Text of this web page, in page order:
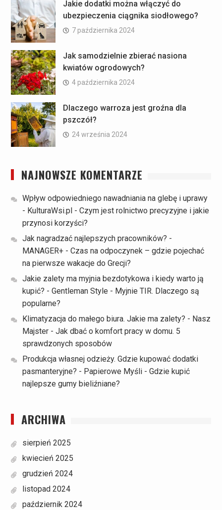
Jakie dodatki można włączyć do
ubezpieczenia ciągnika siodłowego?
7 października 2024
Jak samodzielnie zbierać nasiona
kwiatów ogrodowych?
4 października 2024
Dlaczego warroza jest groźna dla
pszczół?
24 września 2024
NAJNOWSZE KOMENTARZE
Wpływ odpowiedniego nawadniania na glebę i uprawy
- KulturaWsi.pl - Czym jest rolnictwo precyzyjne i jakie
przynosi korzyści?
Jak nagradzać najlepszych pracowników? -
MANAGER+- Czas na odpoczynek – gdzie pojechać
na pierwsze wakacje do Grecji?
Jakie zalety ma myjnia bezdotykowa i kiedy warto ją
kupić? - Gentleman Style - Myjnie TIR. Dlaczego są
popularne?
Klimatyzacja do małego biura. Jakie ma zalety? - Nasz
Majster- Jak dbać o komfort pracy w domu. 5
sprawdzonych sposobów
Produkcja własnej odzieży. Gdzie kupować dodatki
pasmanteryjne? - Papierowe Myśli- Gdzie kupić
najlepsze gumy bieliźniane?
ARCHIWA
sierpień 2025
kwiecień 2025
grudzień 2024
listopad 2024
październik 2024